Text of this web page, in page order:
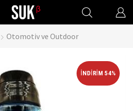
Otomotiv ve Outdoor
İNDIRIM 54%